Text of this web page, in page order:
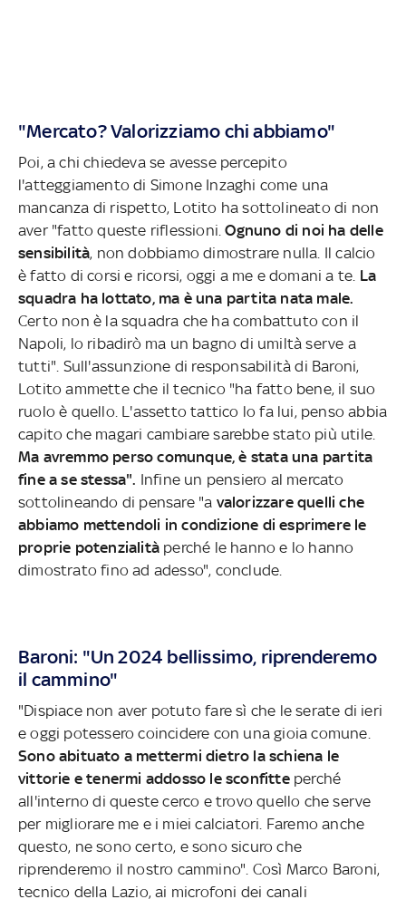
"Mercato? Valorizziamo chi abbiamo"
Poi, a chi chiedeva se avesse percepito
l'atteggiamento di Simone Inzaghi come una
mancanza di rispetto, Lotito ha sottolineato di non
aver "fatto queste riflessioni. Ognuno di noi ha delle
sensibilità, non dobbiamo dimostrare nulla. Il calcio
è fatto di corsi e ricorsi, oggi a me e domani a te. La
squadra ha lottato, ma è una partita nata male.
Certo non è la squadra che ha combattuto con il
Napoli, lo ribadirò ma un bagno di umiltà serve a
tutti". Sull'assunzione di responsabilità di Baroni,
Lotito ammette che il tecnico "ha fatto bene, il suo
ruolo è quello. L'assetto tattico lo fa lui, penso abbia
capito che magari cambiare sarebbe stato più utile.
Ma avremmo perso comunque, è stata una partita
fine a se stessa". Infine un pensiero al mercato
sottolineando di pensare "a valorizzare quelli che
abbiamo mettendoli in condizione di esprimere le
proprie potenzialità perché le hanno e lo hanno
dimostrato fino ad adesso", conclude.
Baroni: "Un 2024 bellissimo, riprenderemo
il cammino"
"Dispiace non aver potuto fare sì che le serate di ieri
e oggi potessero coincidere con una gioia comune.
Sono abituato a mettermi dietro la schiena le
vittorie e tenermi addosso le sconfitte perché
all'interno di queste cerco e trovo quello che serve
per migliorare me e i miei calciatori. Faremo anche
questo, ne sono certo, e sono sicuro che
riprenderemo il nostro cammino". Così Marco Baroni,
tecnico della Lazio, ai microfoni dei canali